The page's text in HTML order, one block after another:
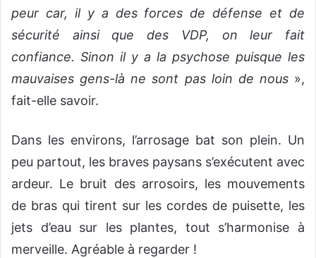
peur car, il y a des forces de défense et de
sécurité ainsi que des VDP, on leur fait
confiance. Sinon il y a la psychose puisque les
mauvaises gens-là ne sont pas loin de nous»,
fait-elle savoir.
Dans les environs, l’arrosage bat son plein. Un
peu partout, les braves paysans s’exécutent avec
ardeur. Le bruit des arrosoirs, les mouvements
de bras qui tirent sur les cordes de puisette, les
jets d’eau sur les plantes, tout s’harmonise à
merveille. Agréable à regarder !